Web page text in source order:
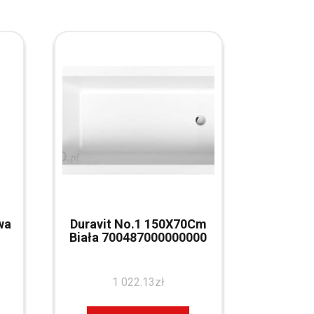
Duravit No.1 150X70Cm
Biała 700487000000000
1 022.13zł